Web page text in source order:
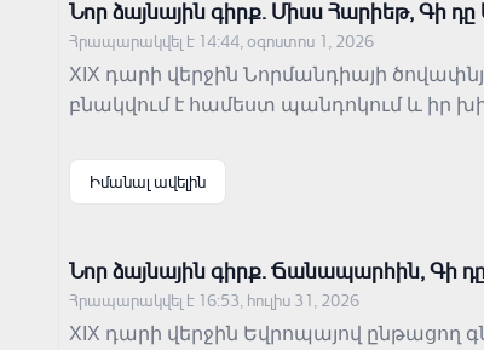
Նոր ձայնային գիրք․ Միսս Հարիեթ, Գի
Հրապարակվել է 14:44, օգոստոս 1, 2026
XIX դարի վերջին Նորմանդիայի
բնակվում է համեստ պանդոկում և իր
առաջացող խոր անհասկացողության
Իմանալ ավելին
Նոր ձայնային գիրք․ Ճանապարհին, Գի
Հրապարակվել է 16:53, հուլիս 31, 2026
XIX դարի վերջին Եվրոպայով ընթացող